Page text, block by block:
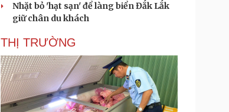
Nhặt bỏ 'hạt sạn' để làng biển Đắk Lắk
giữ chân du khách
THỊ TRƯỜNG